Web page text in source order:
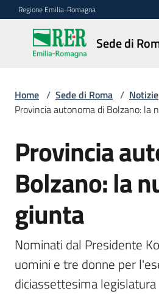
Vai al contenuto
Vai alla navigazione
Vai al footer
Regione Emilia-Romagna
Sede di
Sede
di
Servizi
della
Sede
interistituzionali
Home / Sede di Roma / Notizie
Provincia autonoma di Bolzano: la
Salta al contenuto
Provincia
Bolzano: la
giunta
Nominati dal Presidente
uomini e tre donne per
diciassettesima legislatura